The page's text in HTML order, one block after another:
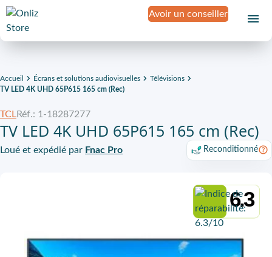
Avoir un conseiller
Accueil Écrans et solutions audiovisuelles
Télévisions
TV LED 4K UHD 65P615 165 cm (Rec)
6.3
TCLRéf.: 1-18287277
TV LED 4K UHD 65P615 165 cm (Rec)
Loué et expédié par Fnac Pro Reconditionné